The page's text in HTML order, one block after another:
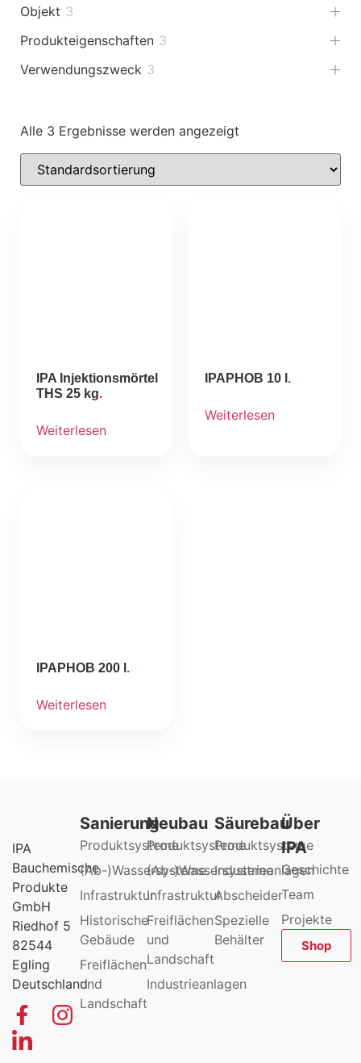
Objekt 3
Produkteigenschaften 3
Verwendungszweck 3
Alle 3 Ergebnisse werden angezeigt
IPA Injektionsmörtel
THS 25 kg
Weiterlesen
IPAPHOB 10 l
Weiterlesen
IPAPHOB 200 l
Weiterlesen
IPA
Bauchemische
Produkte
GmbH
Riedhof 5
82544
Egling
Deutschland
Sanierung
Produktsysteme
(Ab-)Wassersysteme
Infrastruktur
Historische
Gebäude
Freiflächen
und
Landschaft
Neubau
Produktsysteme
(Ab-)Wassersysteme
Infrastruktur
Freiflächen
und
Landschaft
Industrieanlagen
Säurebau
Produktsysteme
Industrieanlagen
Abscheider
Spezielle
Behälter
Über
IPA
Geschichte
Team
Projekte
Shop